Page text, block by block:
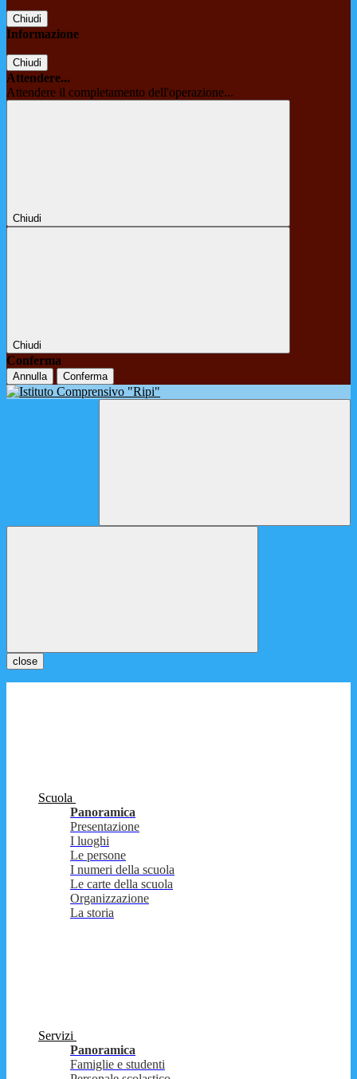
Chiudi
Informazione
Chiudi
Attendere...
Attendere il completamento dell'operazione...
Chiudi
Chiudi
Conferma
Annulla Conferma
close
Scuola
Panoramica
Presentazione
I luoghi
Le persone
I numeri della scuola
Le carte della scuola
Organizzazione
La storia
Servizi
Panoramica
Famiglie e studenti